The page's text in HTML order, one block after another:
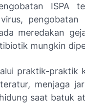
ISPA
pengobatan
meredakan
mungkin
praktik-praktik
menjaga
saat batuk